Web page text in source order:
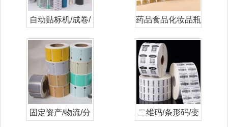
自动贴标机/成卷/
药品食品化妆品瓶
固定资产/物流/分
二维码/条形码/变